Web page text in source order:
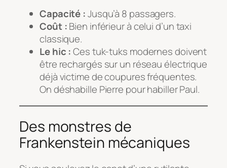
Capacité :Jusqu’à 8 passagers.
Coût :Bien inférieur à celui d’un taxi
classique.
Le hic :Ces tuk-tuks modernes doivent
être rechargés sur un réseau électrique
déjà victime de coupures fréquentes.
On déshabille Pierre pour habiller Paul.
Des monstres de
Frankenstein mécaniques